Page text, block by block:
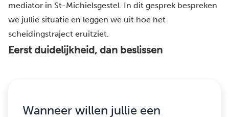
mediator in St-Michielsgestel. In dit gesprek bespreken
we jullie situatie en leggen we uit hoe het
scheidingstraject eruitziet.
Eerst duidelijkheid, dan beslissen
Wanneer willen jullie een